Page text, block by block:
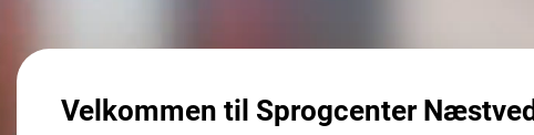
Velkommen til Sprogcenter Næstved